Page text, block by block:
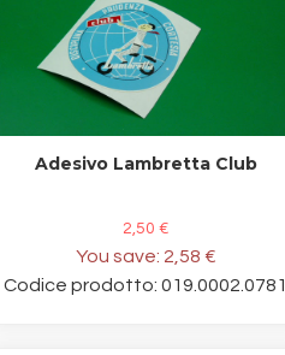
Adesivo Lambretta Club
2,50 €
You save: 2,58 €
Codice prodotto: 019.0002.0781